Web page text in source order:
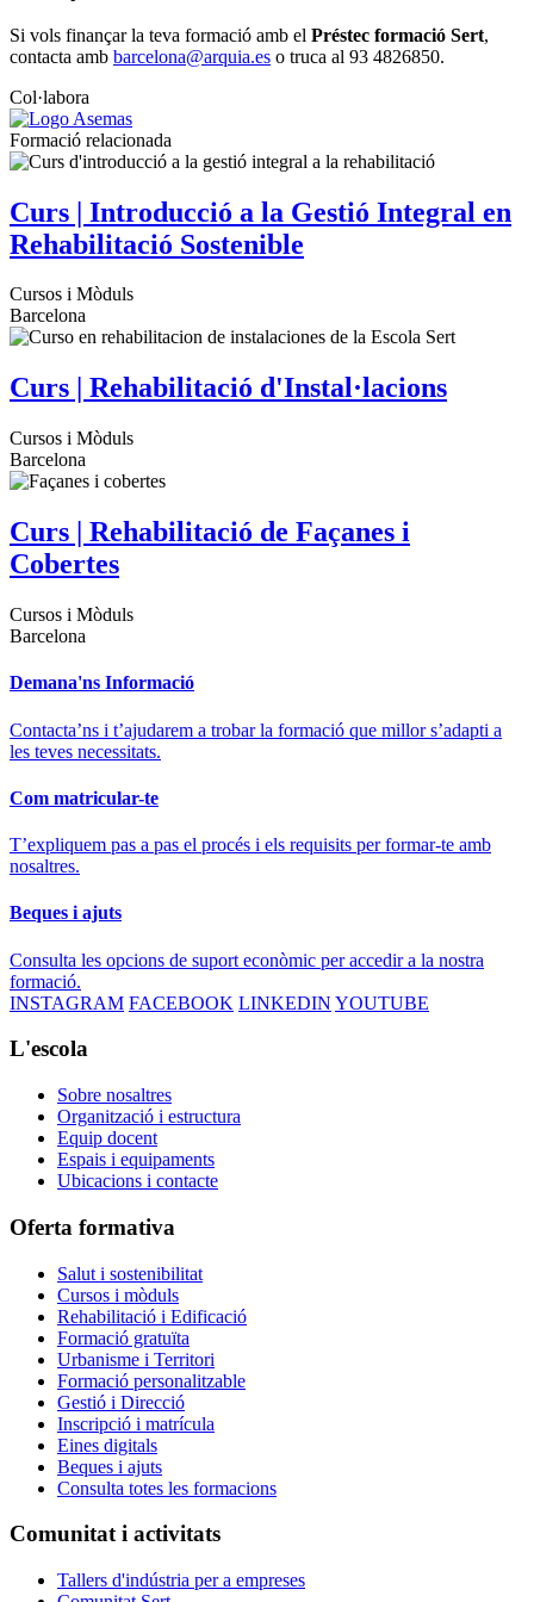
Si vols finançar la teva formació amb el Préstec formació Sert,
contacta amb barcelona@arquia.es o truca al 93 4826850.
Col·labora
Formació relacionada
Curs | Introducció a la Gestió Integral en
Rehabilitació Sostenible
Cursos i Mòduls
Barcelona
Curs | Rehabilitació d'Instal·lacions
Cursos i Mòduls
Barcelona
Curs | Rehabilitació de Façanes i
Cobertes
Cursos i Mòduls
Barcelona
Demana'ns Informació
Contacta’ns i t’ajudarem a trobar la formació que millor s’adapti a
les teves necessitats.
Com matricular-te
T’expliquem pas a pas el procés i els requisits per formar-te amb
nosaltres.
Beques i ajuts
Consulta les opcions de suport econòmic per accedir a la nostra
formació.
INSTAGRAM FACEBOOK LINKEDIN YOUTUBE
L'escola
Sobre nosaltres
Organització i estructura
Equip docent
Espais i equipaments
Ubicacions i contacte
Oferta formativa
Salut i sostenibilitat
Cursos i mòduls
Rehabilitació i Edificació
Formació gratuïta
Urbanisme i Territori
Formació personalitzable
Gestió i Direcció
Inscripció i matrícula
Eines digitals
Beques i ajuts
Consulta totes les formacions
Comunitat i activitats
Tallers d'indústria per a empreses